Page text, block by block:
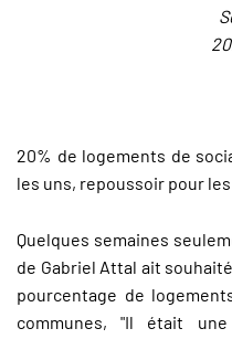
20% de logements de
les uns, repoussoir pour
Quelques semaines
de Gabriel Attal ait
pourcentage de
communes, "Il était